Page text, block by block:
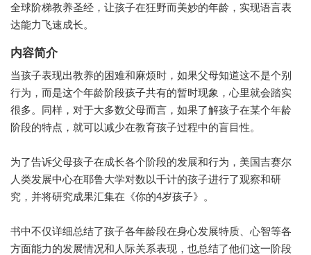
全球阶梯教养圣经，让孩子在狂野而美妙的年龄，实现语言表
达能力飞速成长。
内容简介
当孩子表现出教养的困难和麻烦时，如果父母知道这不是个别
行为，而是这个年龄阶段孩子共有的暂时现象，心里就会踏实
很多。同样，对于大多数父母而言，如果了解孩子在某个年龄
阶段的特点，就可以减少在教育孩子过程中的盲目性。
为了告诉父母孩子在成长各个阶段的发展和行为，美国吉赛尔
人类发展中心在耶鲁大学对数以千计的孩子进行了观察和研
究，并将研究成果汇集在《你的4岁孩子》。
书中不仅详细总结了孩子各年龄段在身心发展特质、心智等各
方面能力的发展情况和人际关系表现，也总结了他们这一阶段